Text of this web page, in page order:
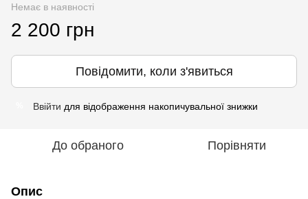
Немає в наявності
2 200 грн
Повідомити, коли з'явиться
Ввійти для відображення накопичувальної знижки
До обраного Порівняти
Опис